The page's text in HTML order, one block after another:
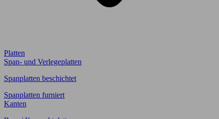
Platten
Span- und Verlegeplatten
Spanplatten beschichtet
Spanplatten furniert
Kanten